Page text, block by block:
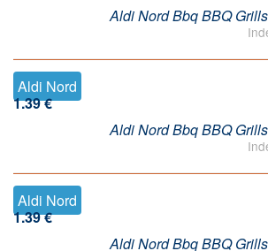
Aldi Nord Bbq BBQ
Aldi Nord
1.39 €
Aldi Nord Bbq BBQ
Aldi Nord
1.39 €
Aldi Nord Bbq BBQ